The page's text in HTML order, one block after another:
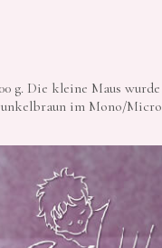
g. Die kleine Maus wurde
im Mono/Micro